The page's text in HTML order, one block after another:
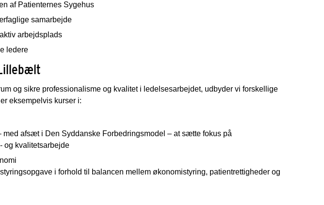
af Patienternes Sygehus
samarbejde
arbejdsplads
ledere
og sikre professionalisme og kvalitet i ledelsesarbejdet, udbyder vi forskellige
eksempelvis kurser i:
afsæt i Den Syddanske Forbedringsmodel – at sætte fokus på
og kvalitetsarbejde
i forhold til balancen mellem økonomistyring, patientrettigheder og